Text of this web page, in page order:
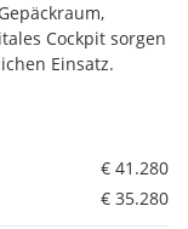
Cockpit sorgen
Einsatz.
vorbehalten.
folgen.
Standort
€ 41.280
€ 35.280